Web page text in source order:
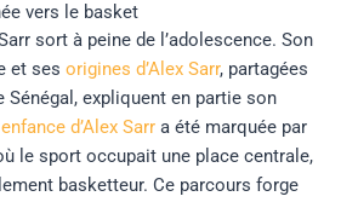
vers le basket
sort à peine de l’adolescence. Son
et ses origines d’Alex Sarr, partagées
Sénégal, expliquent en partie son
enfance d’Alex Sarra été marquée par
le sport occupait une place centrale,
basketteur. Ce parcours forge